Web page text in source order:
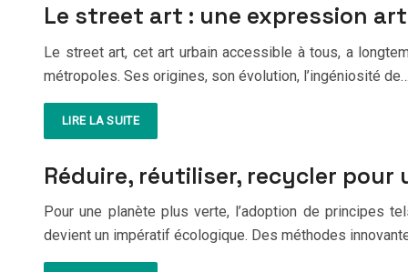
Le street art : une expression
Le street art, cet art urbain accessible à tous, a
métropoles. Ses origines, son évolution, l’ingéniosité
LIRE LA SUITE
Réduire, réutiliser, recycler
Pour une planète plus verte, l’adoption de principes
devient un impératif écologique. Des méthodes